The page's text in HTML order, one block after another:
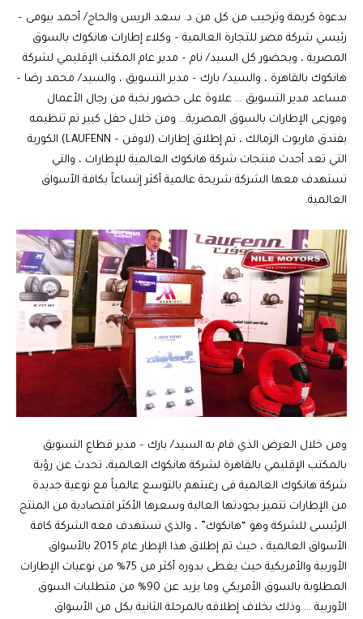
بدعوة كريمة وترحيب من كل من د. سعد الريس والحاج/ أحمد بيومى –
رئيسي شركة مصر للتجارة العالمية – وكلاء إطارات هانكوك بالسوق
المصرية ، وبحضور كل السيد/ نام – مدير عام المكتب الإقليمي لشركة
هانكوك بالقاهرة ، والسيد/ بارك – مدير التسويق ، والسيد/ محمد رضا –
مساعد مدير التسويق … علاوة على حضور نخبة من رجال الأعمال
وموزعى الإطارات بالسوق المصرية… ومن خلال حفل كبير تم تنظيمه
بفندق ماريوت الزمالك ، تم إطلاق إطارات (لاوفن – LAUFENN) الكورية
التي تعد أحدث منتجات شركة هانكوك العالمية للإطارات ، والتي
تستهدف معها الشركة شريحة عالمية أكثر إتساعاً بكافة الأسواق
العالمية.
ومن خلال العرض الذي قام به السيد/ بارك – مدير قطاع التسويق
بالمكتب الإقليمي بالقاهرة لشركة هانكوك العالمية، تحدث عن رؤية
شركة هانكوك العالمية فى رغبتهم بالتوسع عالمياً مع نوعية جديدة
من الإطارات تتميز بجودتها العالية وسعرها الأكثر اقتصادية من المنتج
الرئيسى للشركة وهو “هانكوك” ، والذي تستهدف معه الشركة كافة
الأسواق العالمية ، حيث تم إطلاق هذا الإطار عام 2015 بالأسواق
الأوربية والأمريكية حيث يغطى بدوره أكثر من 75% من نوعيات الإطارات
المطلوبة بالسوق الأمريكي وما يزيد عن 90% من متطلبات السوق
الأوربية … وذلك بخلاف إطلاقه بالمرحلة الثانية بكل من الأسواق